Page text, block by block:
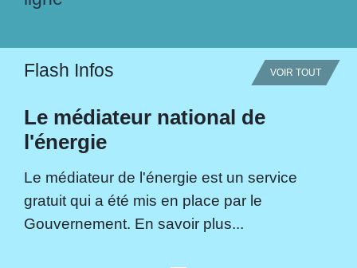
Flash Infos VOIR TOUT
Le médiateur national de
l'énergie
Le médiateur de l'énergie est un service
gratuit qui a été mis en place par le
Gouvernement. En savoir plus...